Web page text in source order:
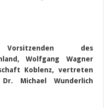
des
Wolfgang Wagner
Koblenz, vertreten
Michael Wunderlich